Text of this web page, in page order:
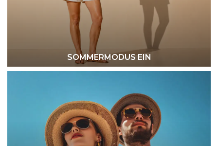
SOMMERMODUS EIN